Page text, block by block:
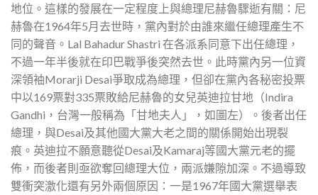
地位。這樣的發展在一定程度上與總理尼赫魯驟逝有關：尼
赫魯在1964年5月去世時，黨內對於由誰來繼任總理產生不
同的聲音。Lal Bahadur Shastri 在各派系同意下出任總理，
不過一年半後就在印巴戰爭後突然去世。此時黨內另一位資
深領袖Morarji Desai爭取成為總理，但卻在黨內各秘密投票
中以169票對335票敗給尼赫魯的女兒英迪拉甘地（Indira
Gandhi，台灣一般稱為「甘地夫人」，如圖左）。後者出任
總理，與Desai及其他國大黨大老之間的關係開始出現裂
痕。英迪拉不願意聽從Desai及Kamaraj等國大黨元老的擺
佈，而後者則亟欲奪回總理大位，兩派嫌隙加深。不過導致
雙衝突激化還有另外兩個原因：一是1967年國大黨選舉表